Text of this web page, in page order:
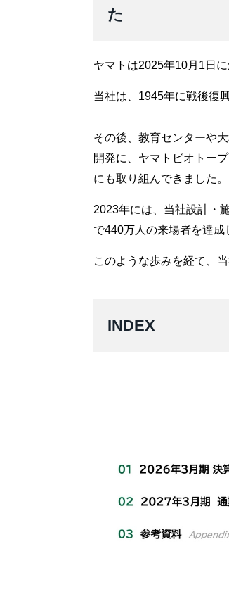
た
ヤマトは2025年10月1日
当社は、1945年に戦後復
その後、教育センターや
開発に、ヤマトビオトー
にも取り組んできました。
2023年には、当社設計・
で440万人の来場者を達成
このような歩みを経て、
INDEX